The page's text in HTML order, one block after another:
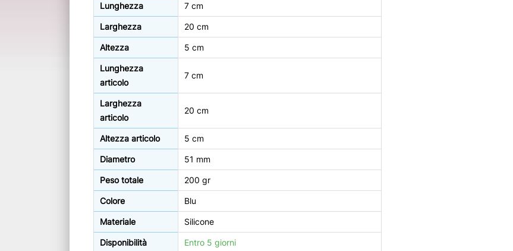
Lunghezza 7 cm
Larghezza 20 cm
Altezza 5 cm
Lunghezza
articolo
7 cm
Larghezza
articolo
20 cm
Altezza articolo 5 cm
Diametro 51 mm
Peso totale 200 gr
Colore Blu
Materiale Silicone
Disponibilità Entro 5 giorni